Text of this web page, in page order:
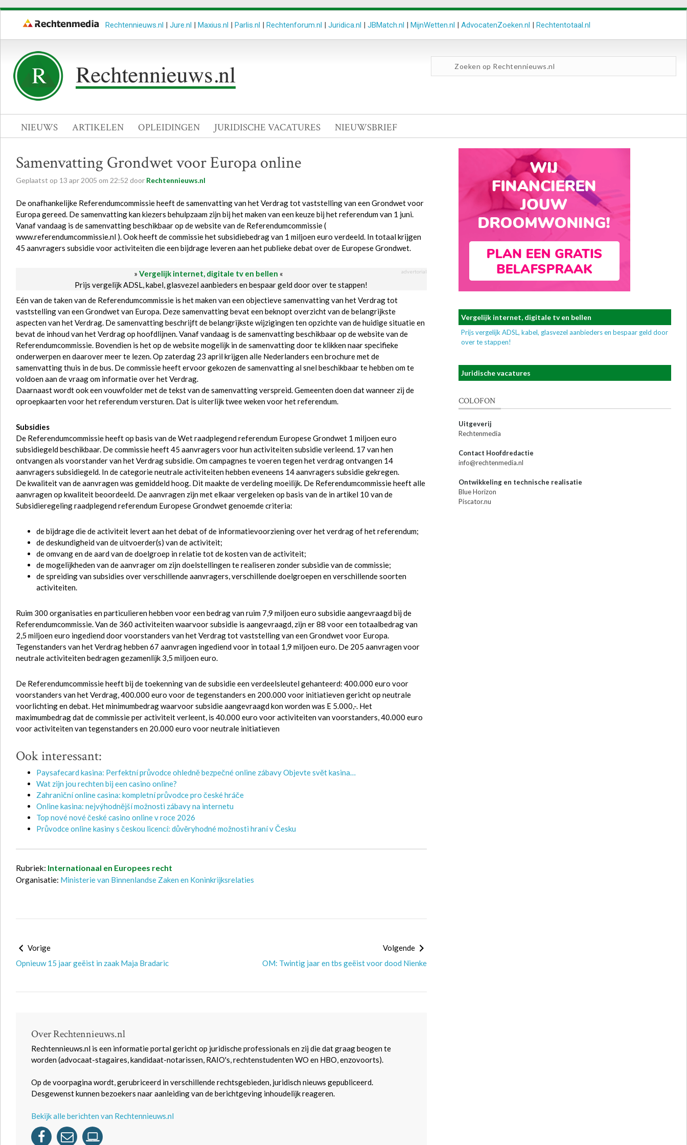
Rechtennieuws.nl | Jure.nl | Maxius.nl | Parlis.nl | Rechtenforum.nl | Juridica.nl | JBMatch.nl | MijnWetten.nl | AdvocatenZoeken.nl | Rechtentotaal.nl
NIEUWS ARTIKELEN OPLEIDINGEN JURIDISCHE VACATURES NIEUWSBRIEF
Samenvatting Grondwet voor Europa online
Geplaatst op 13 apr 2005 om 22:52 door Rechtennieuws.nl
De onafhankelijke Referendumcommissie heeft de samenvatting van het Verdrag tot vaststelling van een Grondwet voor
Europa gereed. De samenvatting kan kiezers behulpzaam zijn bij het maken van een keuze bij het referendum van 1 juni.
Vanaf vandaag is de samenvatting beschikbaar op de website van de Referendumcommissie (
www.referendumcommissie.nl ). Ook heeft de commissie het subsidiebedrag van 1 miljoen euro verdeeld. In totaal krijgen
45 aanvragers subsidie voor activiteiten die een bijdrage leveren aan het publieke debat over de Europese Grondwet.
» Vergelijk internet, digitale tv en bellen « advertorial
Prijs vergelijk ADSL, kabel, glasvezel aanbieders en bespaar geld door over te stappen!
Eén van de taken van de Referendumcommissie is het maken van een objectieve samenvatting van het Verdrag tot
vaststelling van een Grondwet van Europa. Deze samenvatting bevat een beknopt overzicht van de belangrijkste
aspecten van het Verdrag. De samenvatting beschrijft de belangrijkste wijzigingen ten opzichte van de huidige situatie en
bevat de inhoud van het Verdrag op hoofdlijnen. Vanaf vandaag is de samenvatting beschikbaar op de website van de
Referendumcommissie. Bovendien is het op de website mogelijk in de samenvatting door te klikken naar specifieke
onderwerpen en daarover meer te lezen. Op zaterdag 23 april krijgen alle Nederlanders een brochure met de
samenvatting thuis in de bus. De commissie heeft ervoor gekozen de samenvatting al snel beschikbaar te hebben om te
voldoen aan de vraag om informatie over het Verdrag.
Daarnaast wordt ook een vouwfolder met de tekst van de samenvatting verspreid. Gemeenten doen dat wanneer zij de
oproepkaarten voor het referendum versturen. Dat is uiterlijk twee weken voor het referendum.
Subsidies
De Referendumcommissie heeft op basis van de Wet raadplegend referendum Europese Grondwet 1 miljoen euro
subsidiegeld beschikbaar. De commissie heeft 45 aanvragers voor hun activiteiten subsidie verleend. 17 van hen
ontvangen als voorstander van het Verdrag subsidie. Om campagnes te voeren tegen het verdrag ontvangen 14
aanvragers subsidiegeld. In de categorie neutrale activiteiten hebben eveneens 14 aanvragers subsidie gekregen.
De kwaliteit van de aanvragen was gemiddeld hoog. Dit maakte de verdeling moeilijk. De Referendumcommissie heeft alle
aanvragen op kwaliteit beoordeeld. De aanvragen zijn met elkaar vergeleken op basis van de in artikel 10 van de
Subsidieregeling raadplegend referendum Europese Grondwet genoemde criteria:
de bijdrage die de activiteit levert aan het debat of de informatievoorziening over het verdrag of het referendum;
de deskundigheid van de uitvoerder(s) van de activiteit;
de omvang en de aard van de doelgroep in relatie tot de kosten van de activiteit;
de mogelijkheden van de aanvrager om zijn doelstellingen te realiseren zonder subsidie van de commissie;
de spreiding van subsidies over verschillende aanvragers, verschillende doelgroepen en verschillende soorten
activiteiten.
Ruim 300 organisaties en particulieren hebben voor een bedrag van ruim 7,9 miljoen euro subsidie aangevraagd bij de
Referendumcommissie. Van de 360 activiteiten waarvoor subsidie is aangevraagd, zijn er 88 voor een totaalbedrag van
2,5 miljoen euro ingediend door voorstanders van het Verdrag tot vaststelling van een Grondwet voor Europa.
Tegenstanders van het Verdrag hebben 67 aanvragen ingediend voor in totaal 1,9 miljoen euro. De 205 aanvragen voor
neutrale activiteiten bedragen gezamenlijk 3,5 miljoen euro.
De Referendumcommissie heeft bij de toekenning van de subsidie een verdeelsleutel gehanteerd: 400.000 euro voor
voorstanders van het Verdrag, 400.000 euro voor de tegenstanders en 200.000 voor initiatieven gericht op neutrale
voorlichting en debat. Het minimumbedrag waarvoor subsidie aangevraagd kon worden was E 5.000,-. Het
maximumbedrag dat de commissie per activiteit verleent, is 40.000 euro voor activiteiten van voorstanders, 40.000 euro
voor activiteiten van tegenstanders en 20.000 euro voor neutrale initiatieven
Ook interessant:
Paysafecard kasina: Perfektní průvodce ohledně bezpečné online zábavy Objevte svět kasina…
Wat zijn jou rechten bij een casino online?
Zahraniční online casina: kompletní průvodce pro české hráče
Online kasina: nejvýhodnější možnosti zábavy na internetu
Top nové nové české casino online v roce 2026
Průvodce online kasiny s českou licencí: důvěryhodné možnosti hraní v Česku
Rubriek: Internationaal en Europees recht
Organisatie: Ministerie van Binnenlandse Zaken en Koninkrijksrelaties
Vorige
Opnieuw 15 jaar geëist in zaak Maja Bradaric
Volgende
OM: Twintig jaar en tbs geëist voor dood Nienke
Over Rechtennieuws.nl
Rechtennieuws.nl is een informatie portal gericht op juridische professionals en zij die dat graag beogen te
worden (advocaat-stagaires, kandidaat-notarissen, RAIO's, rechtenstudenten WO en HBO, enzovoorts).
Op de voorpagina wordt, gerubriceerd in verschillende rechtsgebieden, juridisch nieuws gepubliceerd.
Desgewenst kunnen bezoekers naar aanleiding van de berichtgeving inhoudelijk reageren.
Bekijk alle berichten van Rechtennieuws.nl
Vergelijk internet, digitale tv en bellen
Prijs vergelijk ADSL, kabel, glasvezel aanbieders en bespaar geld door
over te stappen!
Juridische vacatures
COLOFON
Uitgeverij
Rechtenmedia
Contact Hoofdredactie
info@rechtenmedia.nl
Ontwikkeling en technische realisatie
Blue Horizon
Piscator.nu